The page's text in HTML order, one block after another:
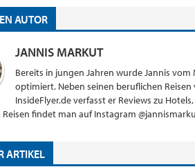
AUTOR
JANNIS MARKUT
Bereits in jungen Jahren wurde Jannis
optimiert. Neben seinen beruflichen
InsideFlyer.de verfasst er Reviews zu
findet man auf Instagram
ARTIKEL